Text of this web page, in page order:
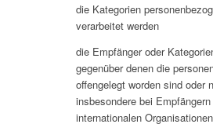
die Kategorien
verarbeitet werden
die Empfänger oder
gegenüber denen die
offengelegt worden sind oder
insbesondere bei
internationalen Organisationen